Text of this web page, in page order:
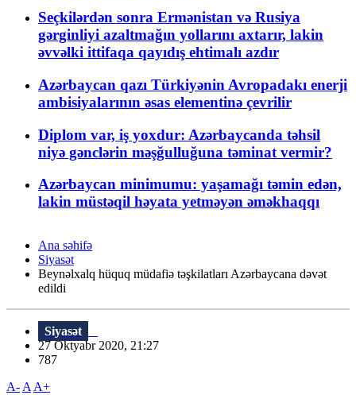
Seçkilərdən sonra Ermənistan və Rusiya
gərginliyi azaltmağın yollarını axtarır, lakin
əvvəlki ittifaqa qayıdış ehtimalı azdır
Azərbaycan qazı Türkiyənin Avropadakı enerji
ambisiyalarının əsas elementinə çevrilir
Diplom var, iş yoxdur: Azərbaycanda təhsil
niyə gənclərin məşğulluğuna təminat vermir?
Azərbaycan minimumu: yaşamağı təmin edən,
lakin müstəqil həyata yetməyən əməkhaqqı
Ana səhifə
Siyasət
Beynəlxalq hüquq müdafiə təşkilatları Azərbaycana dəvət
edildi
Siyasət
27 Oktyabr 2020, 21:27
787
A- A A+